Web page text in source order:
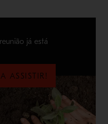
já está
ASSISTIR!